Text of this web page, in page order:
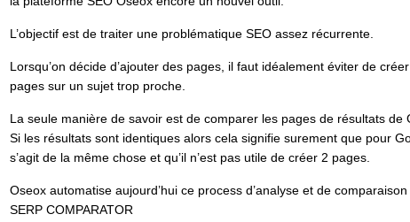
L’objectif est de traiter une problématique SEO assez récurrente.
Lorsqu’on décide d’ajouter des pages, il faut idéalement éviter de
pages sur un sujet trop proche.
La seule manière de savoir est de comparer les pages de résultats de
Si les résultats sont identiques alors cela signifie surement que pour
s’agit de la même chose et qu’il n’est pas utile de créer 2 pages.
Oseox automatise aujourd’hui ce process d’analyse et de
SERP COMPARATOR